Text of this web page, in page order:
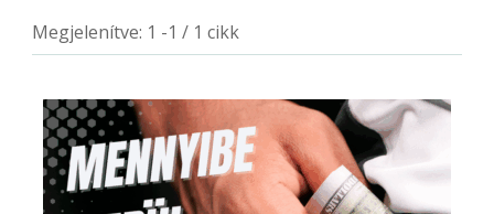
Megjelenítve: 1 -1 / 1 cikk